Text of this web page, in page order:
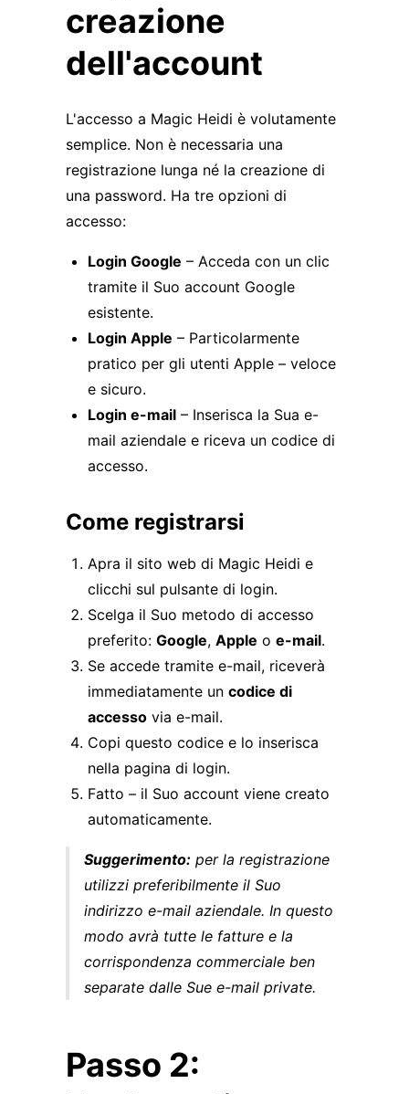
creazione
dell'account
L'accesso a Magic Heidi è volutamente
semplice. Non è necessaria una
registrazione lunga né la creazione di
una password. Ha tre opzioni di
accesso:
Login Google – Acceda con un clic
tramite il Suo account Google
esistente.
Login Apple – Particolarmente
pratico per gli utenti Apple – veloce
e sicuro.
Login e-mail – Inserisca la Sua e-
mail aziendale e riceva un codice di
accesso.
Come registrarsi
Apra il sito web di Magic Heidi e
clicchi sul pulsante di login.
Scelga il Suo metodo di accesso
preferito: Google, Apple o e-mail.
Se accede tramite e-mail, riceverà
immediatamente un codice di
accesso via e-mail.
Copi questo codice e lo inserisca
nella pagina di login.
Fatto – il Suo account viene creato
automaticamente.
Suggerimento: per la registrazione
utilizzi preferibilmente il Suo
indirizzo e-mail aziendale. In questo
modo avrà tutte le fatture e la
corrispondenza commerciale ben
separate dalle Sue e-mail private.
Passo 2: